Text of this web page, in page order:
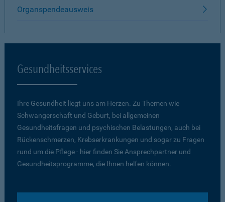
Organspendeausweis
Gesundheitsservices
Ihre Gesundheit liegt uns am Herzen. Zu Themen wie
Schwangerschaft und Geburt, bei allgemeinen
Gesundheitsfragen und psychischen Belastungen, auch bei
Rückenschmerzen, Krebserkrankungen und sogar zu Fragen
rund um die Pflege - hier finden Sie Ansprechpartner und
Gesundheitsprogramme, die Ihnen helfen können.